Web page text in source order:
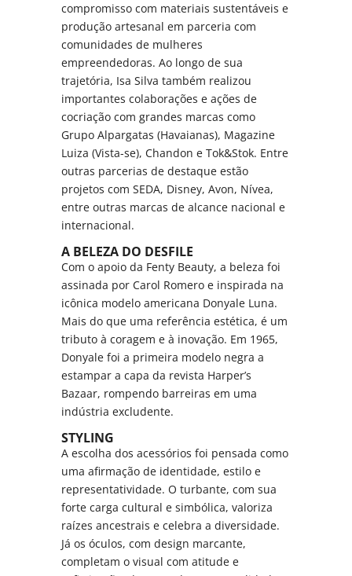
compromisso com materiais sustentáveis e
produção artesanal em parceria com
comunidades de mulheres
empreendedoras. Ao longo de sua
trajetória, Isa Silva também realizou
importantes colaborações e ações de
cocriação com grandes marcas como
Grupo Alpargatas (Havaianas), Magazine
Luiza (Vista-se), Chandon e Tok&Stok. Entre
outras parcerias de destaque estão
projetos com SEDA, Disney, Avon, Nívea,
entre outras marcas de alcance nacional e
internacional.
A BELEZA DO DESFILE
Com o apoio da Fenty Beauty, a beleza foi
assinada por Carol Romero e inspirada na
icônica modelo americana Donyale Luna.
Mais do que uma referência estética, é um
tributo à coragem e à inovação. Em 1965,
Donyale foi a primeira modelo negra a
estampar a capa da revista Harper’s
Bazaar, rompendo barreiras em uma
indústria excludente.
STYLING
A escolha dos acessórios foi pensada como
uma afirmação de identidade, estilo e
representatividade. O turbante, com sua
forte carga cultural e simbólica, valoriza
raízes ancestrais e celebra a diversidade.
Já os óculos, com design marcante,
completam o visual com atitude e